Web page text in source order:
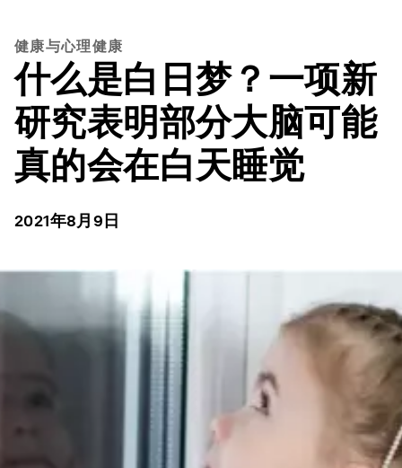
健康与心理健康
什么是白日梦？一项新
研究表明部分大脑可能
真的会在白天睡觉
2021年8月9日